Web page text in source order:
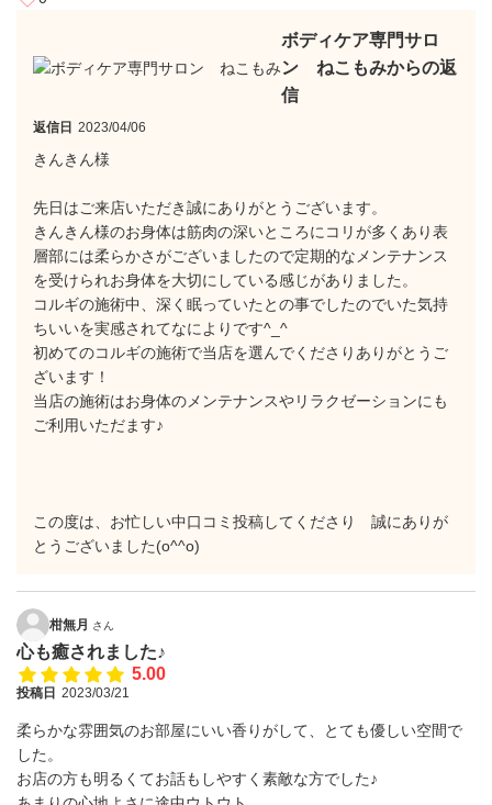
ボディケア専門サロ
ン ねこもみからの返
信
返信日 2023/04/06
きんきん様
先日はご来店いただき誠にありがとうございます。
きんきん様のお身体は筋肉の深いところにコリが多くあり表
層部には柔らかさがございましたので定期的なメンテナンス
を受けられお身体を大切にしている感じがありました。
コルギの施術中、深く眠っていたとの事でしたのでいた気持
ちいいを実感されてなによりです^_^
初めてのコルギの施術で当店を選んでくださりありがとうご
ざいます！
当店の施術はお身体のメンテナンスやリラクゼーションにも
ご利用いただます♪
この度は、お忙しい中口コミ投稿してくださり 誠にありが
とうございました(o^^o)
柑無月 さん
心も癒されました♪
5.00
投稿日 2023/03/21
柔らかな雰囲気のお部屋にいい香りがして、とても優しい空間で
した。
お店の方も明るくてお話もしやすく素敵な方でした♪